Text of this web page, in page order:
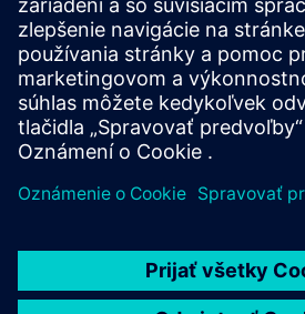
Improve product performance
computational fluid dynamics
real-world conditions.